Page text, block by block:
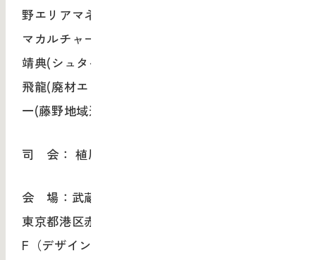
野エリアマネジメント代表理事)、設楽清和(パー
マカルチャー・センター・ジャパン代表)、髙橋
靖典(シュタイナー学園理事長・藤野電力)、傍島
飛龍(廃材エコヴィレッジゆるゆる村長)、池辺潤
一(藤野地域通貨よろづ屋事務局)
司 会： 植原正太郎（greenz.jp）
会 場：武蔵野美術大学 デザイン・ラウンジ
東京都港区赤坂 9-7-1 ミッドタウン・タワー 5
F（デザインハブ内）